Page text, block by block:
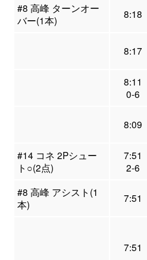
#8 高峰 ターンオー
バー(1本)
8:18
8:17
8:11
0-6
8:09
#14 コネ 2Pシュー
ト○(2点)
7:51
2-6
#8 高峰 アシスト(1
本)
7:51
7:51